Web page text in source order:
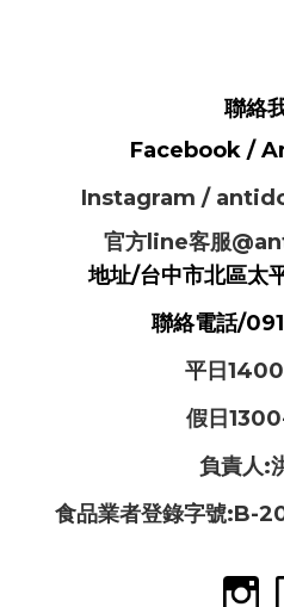
聯絡
Facebook /
Instagram /
官方line客服
地址/台中市北區太
聯絡電話/
平日
假日
負責人:
食品業者登錄字號:B-